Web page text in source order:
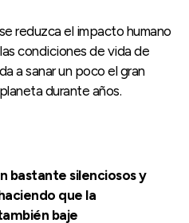
reduzca el impacto humano
condiciones de vida de
a sanar un poco el gran
durante años.
bastante silenciosos y
que la
baje